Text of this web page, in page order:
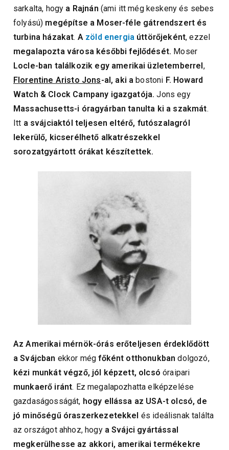
sarkalta, hogy a Rajnán (ami itt még keskeny és sebes
folyású) megépítse a Moser-féle gátrendszert és
turbina házakat. A zöld energiaúttörőjeként, ezzel
megalapozta városa későbbi fejlődését. Moser
Locle-ban találkozik egy amerikai üzletemberrel ,
Florentine Aristo Jons-al, aki a bostoni F. Howard
Watch & Clock Campany igazgatója.Jons egy
Massachusetts-i óragyárban tanulta ki a szakmát.
Itt a svájciaktól teljesen eltérő, futószalagról
lekerülő, kicserélhető alkatrészekkel
sorozatgyártott órákat készítettek.
Az Amerikai mérnök-órás erőteljesen érdeklődött
a Svájcban ekkor mégfőként otthonukban dolgozó,
kézi munkát végző, jól képzett, olcsó óraipari
munkaerő iránt. Ez megalapozhatta elképzelése
gazdaságosságát, hogy ellássa az USA-t olcsó, de
jó minőségű óraszerkezetekkel és ideálisnak találta
az országot ahhoz, hogy a Svájci gyártással
megkerülhesse az akkori, amerikai termékekre